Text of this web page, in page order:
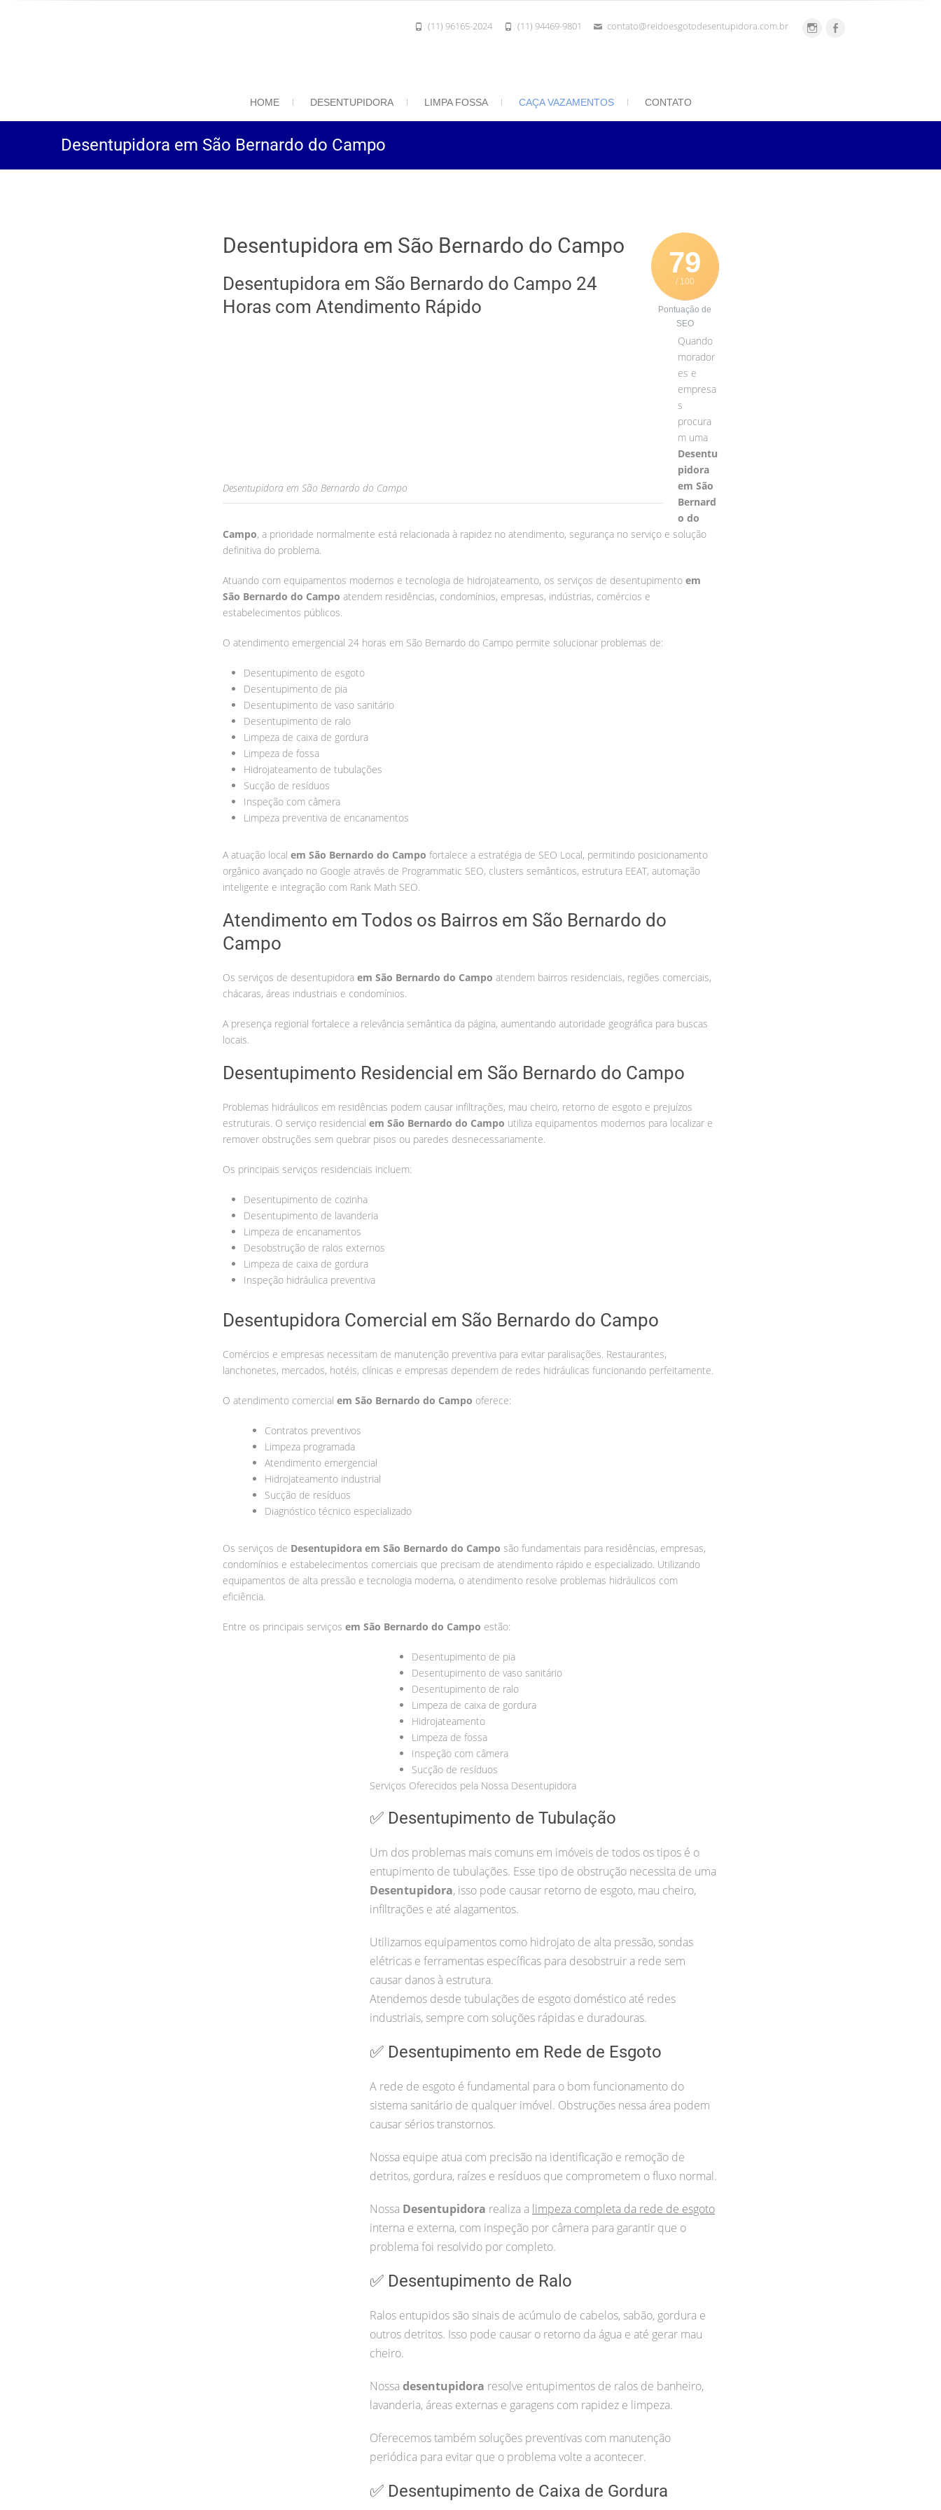
(11) 96165-2024 (11) 94469-9801 contato@reidoesgotodesentupidora.com.br
HOME DESENTUPIDORA LIMPA FOSSA CAÇA VAZAMENTOS CONTATO
Desentupidora em São Bernardo do Campo
79
/ 100
Pontuação de
SEO
Desentupidora em São Bernardo do Campo
Desentupidora em São Bernardo do Campo 24
Horas com Atendimento Rápido
Desentupidora em São Bernardo do Campo
Quando
morador
es e
empresa
s
procura
m uma
Desentu
pidora
em São
Bernard
o do
Campo, a prioridade normalmente está relacionada à rapidez no atendimento, segurança no serviço e solução
definitiva do problema.
Atuando com equipamentos modernos e tecnologia de hidrojateamento, os serviços de desentupimento em
São Bernardo do Campo atendem residências, condomínios, empresas, indústrias, comércios e
estabelecimentos públicos.
O atendimento emergencial 24 horas em São Bernardo do Campo permite solucionar problemas de:
Desentupimento de esgoto
Desentupimento de pia
Desentupimento de vaso sanitário
Desentupimento de ralo
Limpeza de caixa de gordura
Limpeza de fossa
Hidrojateamento de tubulações
Sucção de resíduos
Inspeção com câmera
Limpeza preventiva de encanamentos
A atuação local em São Bernardo do Campo fortalece a estratégia de SEO Local, permitindo posicionamento
orgânico avançado no Google através de Programmatic SEO, clusters semânticos, estrutura EEAT, automação
inteligente e integração com Rank Math SEO.
Atendimento em Todos os Bairros em São Bernardo do
Campo
Os serviços de desentupidora em São Bernardo do Campo atendem bairros residenciais, regiões comerciais,
chácaras, áreas industriais e condomínios.
A presença regional fortalece a relevância semântica da página, aumentando autoridade geográfica para buscas
locais.
Desentupimento Residencial em São Bernardo do Campo
Problemas hidráulicos em residências podem causar infiltrações, mau cheiro, retorno de esgoto e prejuízos
estruturais. O serviço residencial em São Bernardo do Campo utiliza equipamentos modernos para localizar e
remover obstruções sem quebrar pisos ou paredes desnecessariamente.
Os principais serviços residenciais incluem:
Desentupimento de cozinha
Desentupimento de lavanderia
Limpeza de encanamentos
Desobstrução de ralos externos
Limpeza de caixa de gordura
Inspeção hidráulica preventiva
Desentupidora Comercial em São Bernardo do Campo
Comércios e empresas necessitam de manutenção preventiva para evitar paralisações. Restaurantes,
lanchonetes, mercados, hotéis, clínicas e empresas dependem de redes hidráulicas funcionando perfeitamente.
O atendimento comercial em São Bernardo do Campo oferece:
Contratos preventivos
Limpeza programada
Atendimento emergencial
Hidrojateamento industrial
Sucção de resíduos
Diagnóstico técnico especializado
Os serviços de Desentupidora em São Bernardo do Campo são fundamentais para residências, empresas,
condomínios e estabelecimentos comerciais que precisam de atendimento rápido e especializado. Utilizando
equipamentos de alta pressão e tecnologia moderna, o atendimento resolve problemas hidráulicos com
eficiência.
Entre os principais serviços em São Bernardo do Campo estão:
Desentupimento de pia
Desentupimento de vaso sanitário
Desentupimento de ralo
Limpeza de caixa de gordura
Hidrojateamento
Limpeza de fossa
Inspeção com câmera
Sucção de resíduos
Serviços Oferecidos pela Nossa Desentupidora
✅ Desentupimento de Tubulação
Um dos problemas mais comuns em imóveis de todos os tipos é o
entupimento de tubulações. Esse tipo de obstrução necessita de uma
Desentupidora, isso pode causar retorno de esgoto, mau cheiro,
infiltrações e até alagamentos.
Utilizamos equipamentos como hidrojato de alta pressão, sondas
elétricas e ferramentas específicas para desobstruir a rede sem
causar danos à estrutura.
Atendemos desde tubulações de esgoto doméstico até redes
industriais, sempre com soluções rápidas e duradouras.
✅ Desentupimento em Rede de Esgoto
A rede de esgoto é fundamental para o bom funcionamento do
sistema sanitário de qualquer imóvel. Obstruções nessa área podem
causar sérios transtornos.
Nossa equipe atua com precisão na identificação e remoção de
detritos, gordura, raízes e resíduos que comprometem o fluxo normal.
Nossa Desentupidora realiza a limpeza completa da rede de esgoto
interna e externa, com inspeção por câmera para garantir que o
problema foi resolvido por completo.
✅ Desentupimento de Ralo
Ralos entupidos são sinais de acúmulo de cabelos, sabão, gordura e
outros detritos. Isso pode causar o retorno da água e até gerar mau
cheiro.
Nossa desentupidora resolve entupimentos de ralos de banheiro,
lavanderia, áreas externas e garagens com rapidez e limpeza.
Oferecemos também soluções preventivas com manutenção
periódica para evitar que o problema volte a acontecer.
✅ Desentupimento de Caixa de Gordura